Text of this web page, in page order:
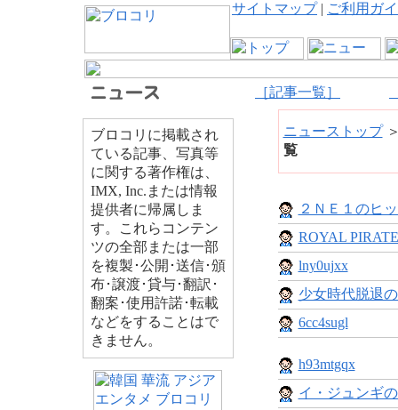
サイトマップ| ご利用ガ
［記事一覧］
ブロコリに掲載され
ている記事、写真等
に関する著作権は、
IMX, Inc.または情報
提供者に帰属しま
す。これらコンテン
ツの全部または一部
を複製･公開･送信･頒
布･譲渡･貸与･翻訳･
翻案･使用許諾･転載
などをすることはで
きません。
ニューストップ
覧
２ＮＥ１のヒ
ROYAL
lny0ujxx
少女時代脱退
6cc4sugl
h93mtgqx
イ・ジュンギ